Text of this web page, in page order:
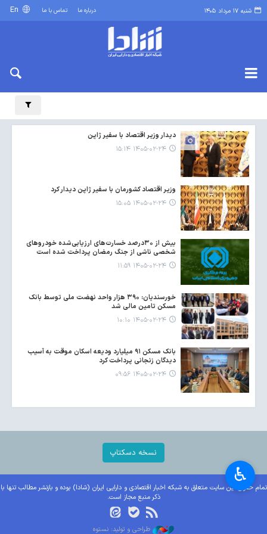
شنبه ۱۷ مرداد ۱۴۰۵ درباره ما تماس با ما
دیدار وزیر اقتصاد با سفیر ژاپن
۱۴۰۵-۰۲-۲۴ ۱۵:۱۴
وزیر اقتصاد کشورمان با سفیر ژاپن دیدار کرد
۱۴۰۵-۰۲-۲۴ ۱۵:۰۵
بیش از ۳۰درصد خسارت‌های ارزیابی‌شده خودروهای
شخصی ناشی از جنگ رمضان پرداخت شده است
۱۴۰۵-۰۲-۲۴ ۱۱:۵۹
خورسندیان: ۳۹۰ هزار واحد نهضت ملی توسط بانک
مسکن تامین مالی شد
۱۴۰۵-۰۲-۲۴ ۱۰:۱۰
بانک مسکن ۹۱ میلیارد ودیعه اسکان موقت به آسیب
دیدگان زنجانی پرداخت کرد
۱۴۰۵-۰۲-۲۴ ۰۹:۵۶
نسخه دسکتاپ
تمام حقوق این سایت متعلق به شبکه اخبار اقتصادی و دارایی ایران (شادا) بوده و بازنشر مطالب تنها با
ذکر منبع مجاز است.
طراحی و تولید: نستوه
♿︎